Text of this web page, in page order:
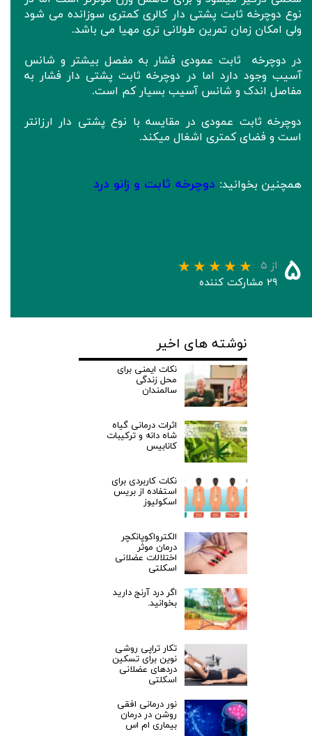
نوع دوچرخه ثابت پشتی دار کالری کمتری سوزانده می شود
ولی امکان زمان تمرین طولانی تری مهیا می باشد.
در دوچرخه ثابت عمودی فشار به مفصل بیشتر و شانس
آسیب وجود دارد اما در دوچرخه ثابت پشتی دار فشار به
مفاصل اندک و شانس آسیب بسیار کم است.
دوچرخه ثابت عمودی در مقایسه با نوع پشتی دار ارزانتر
است و فضای کمتری اشغال میکند.
همچنین بخوانید: دوچرخه ثابت و زانو درد
۵ از ۵
۲۹ مشارکت کننده
نوشته های اخیر
نکات ایمنی برای
محل زندگی
سالمندان
اثرات درمانی گیاه
شاه دانه و ترکیبات
کانابیس
نکات کاربردی برای
استفاده از بریس
اسکولیوز
الکترواکوپانکچر
درمان موثر
اختلالات عضلانی
اسکلتی
اگر درد آرنج دارید
بخوانید.
تکار تراپی روشی
نوین برای تسکین
دردهای عضلانی
اسکلتی
نور درمانی افقی
روشن در درمان
بیماری ام اس